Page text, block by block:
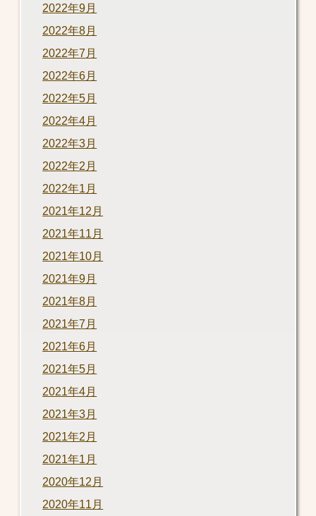
2022年9月
2022年8月
2022年7月
2022年6月
2022年5月
2022年4月
2022年3月
2022年2月
2022年1月
2021年12月
2021年11月
2021年10月
2021年9月
2021年8月
2021年7月
2021年6月
2021年5月
2021年4月
2021年3月
2021年2月
2021年1月
2020年12月
2020年11月